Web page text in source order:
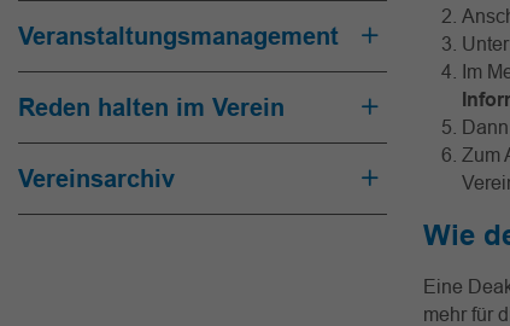
Veranstaltungsmanagement
Reden halten im Verein
Vereinsarchiv
Unter
Im
Zum
Wie
Eine
mehr für